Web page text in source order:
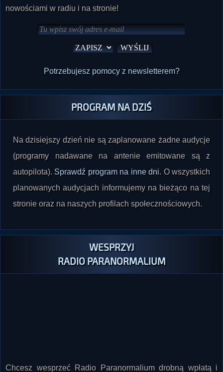
nowościami w radiu i na stronie!
Potrzebujesz pomocy z newsletterem?
PROGRAM NA DZIŚ
Na dzisiejszy dzień nie są zaplanowane żadne audycje
(programy nadawane na antenie emitowane są z
autopilota). Sprawdź program na inne dni. O wszystkich
planowanych audycjach informujemy na bieżąco na tej
stronie oraz na naszych profilach społecznościowych.
WESPRZYJ
RADIO PARANORMALIUM
Chcesz wesprzeć Radio Paranormalium drobną wpłatą i